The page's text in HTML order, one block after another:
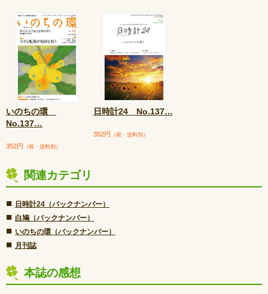
いのちの環
No.137…
352円 （税・送料別）
日時計24 No.137…
352円 （税・送料別）
関連カテゴリ
■ 日時計24（バックナンバー）
■ 白鳩（バックナンバー）
■ いのちの環（バックナンバー）
■ 月刊誌
本誌の感想